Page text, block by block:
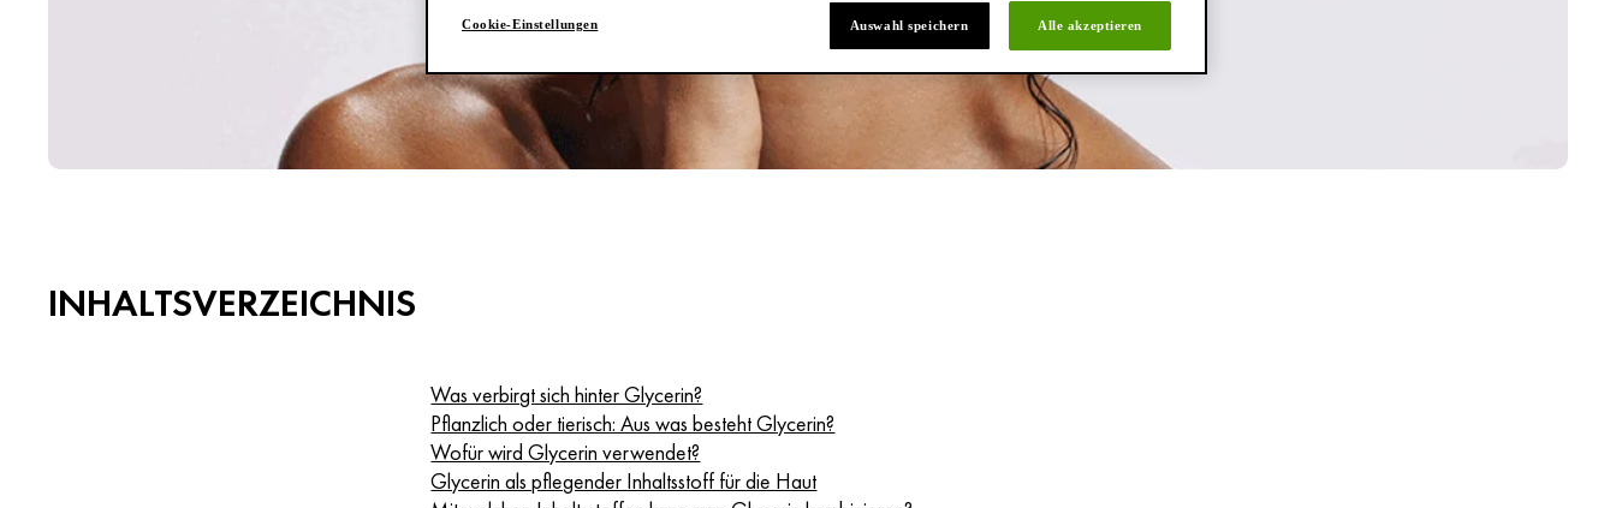
INHALTSVERZEICHNIS
Was verbirgt sich hinter Glycerin?
Pflanzlich oder tierisch: Aus was besteht Glycerin?
Wofür wird Glycerin verwendet?
Glycerin als pflegender Inhaltsstoff für die Haut
Cookie-Einstellungen Auswahl speichern Alle akzeptieren